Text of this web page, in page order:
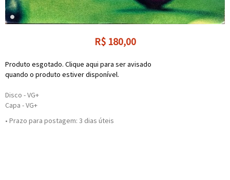
R$ 180,00
Produto esgotado. Clique aqui para ser avisado
quando o produto estiver disponível.
Disco - VG+
Capa - VG+
• Prazo para postagem: 3 dias úteis